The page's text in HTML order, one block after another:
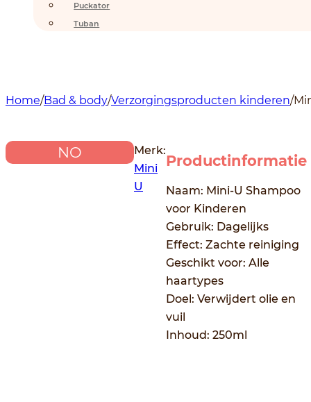
Puckator
Tuban
Home/Bad & body/Verzorgingsproducten kinderen/
NO
Merk:
Mini
U
Productinformatie
Naam: Mini-U Shampoo
voor Kinderen
Gebruik: Dagelijks
Effect: Zachte reiniging
Geschikt voor: Alle
haartypes
Doel: Verwijdert olie en
vuil
Inhoud: 250ml